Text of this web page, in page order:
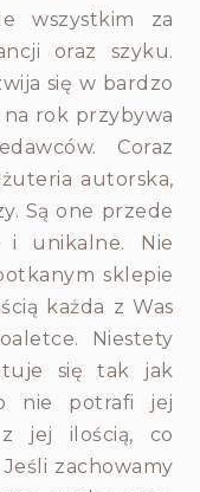
wszystkim za
oraz szyku.
się w bardzo
rok przybywa
Coraz
autorska,
Są one przede
i unikalne. Nie
sklepie
każda z Was
Niestety
się tak jak
nie potrafi jej
z jej ilością, co
zachowamy